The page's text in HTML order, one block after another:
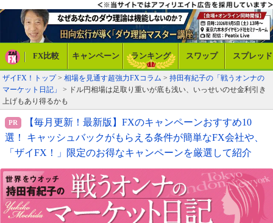
FX比較 キャンペーン ランキング スワップ スプレッド
ザイFX！トップ> 相場を見通す超強力FXコラム > 持田有紀子の「戦うオンナの
マーケット日記」
> ドル円相場は足取り重いが底も浅い、いっせいのせ金利引き
上げもあり得るかも
【毎月更新！最新版】FXのキャンペーンおすすめ10
選！ キャッシュバックがもらえる条件が簡単なFX会社や、
「ザイFX！」限定のお得なキャンペーンを厳選して紹介